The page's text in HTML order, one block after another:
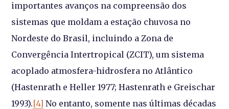
importantes avanços na compreensão dos
sistemas que moldam a estação chuvosa no
Nordeste do Brasil, incluindo a Zona de
Convergência Intertropical (ZCIT), um sistema
acoplado atmosfera-hidrosfera no Atlântico
(Hastenrath e Heller 1977; Hastenrath e Greischar
1993).[4] No entanto, somente nas últimas décadas